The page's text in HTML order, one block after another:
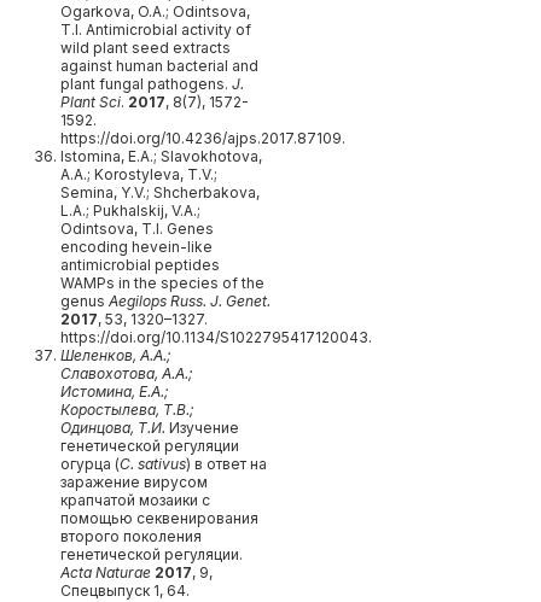
Ogarkova, O.A.; Odintsova,
T.I. Antimicrobial activity of
wild plant seed extracts
against human bacterial and
plant fungal pathogens. J.
Plant Sci. 2017, 8(7), 1572-
1592.
https://doi.org/10.4236/ajps.2017.87109.
Istomina, E.A.; Slavokhotova,
A.A.; Korostyleva, T.V.;
Semina, Y.V.; Shcherbakova,
L.A.; Pukhalskij, V.A.;
Odintsova, T.I. Genes
encoding hevein-like
antimicrobial peptides
WAMPs in the species of the
genus Aegilops Russ. J. Genet.
2017, 53, 1320–1327.
https://doi.org/10.1134/S1022795417120043.
Шеленков, А.А.;
Славохотова, А.А.;
Истомина, Е.А.;
Коростылева, Т.В.;
Одинцова, Т.И. Изучение
генетической регуляции
огурца (С. sativus) в ответ на
заражение вирусом
крапчатой мозаики с
помощью секвенирования
второго поколения
генетической регуляции.
Acta Naturae 2017, 9,
Спецвыпуск 1, 64.